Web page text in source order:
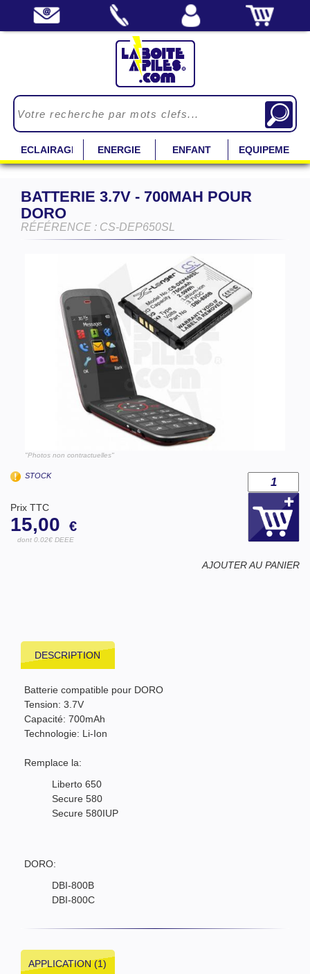
ECLAIRAGE ENERGIE ENFANT EQUIPEMENT
BATTERIE 3.7V - 700MAH POUR
DORO
RÉFÉRENCE : CS-DEP650SL
"Photos non contractuelles"
STOCK
Prix TTC
15,00 €
dont 0.02€ DEEE
AJOUTER AU PANIER
DESCRIPTION
Batterie compatible pour DORO
Tension: 3.7V
Capacité: 700mAh
Technologie: Li-Ion
Remplace la:
Liberto 650
Secure 580
Secure 580IUP
DORO:
DBI-800B
DBI-800C
APPLICATION (1)